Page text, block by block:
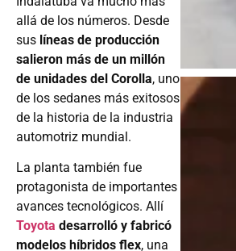
allá de los números. Desde
sus líneas de producción
salieron más de un millón
de unidades del Corolla, uno
de los sedanes más exitosos
de la historia de la industria
automotriz mundial.
La planta también fue
protagonista de importantes
avances tecnológicos. Allí
Toyota desarrolló y fabricó
modelos híbridos flex, una